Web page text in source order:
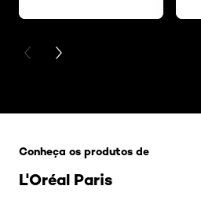
PREVIOUS CARD
NEXT CARD
L'Oréal Paris
Conheça os produtos de